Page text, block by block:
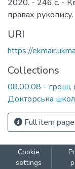
2020. - 246 с. -
правах рукопису.
URI
https://
Collections
08.00.08 - гроші,
Докторська
Full item page
Cookie
settings